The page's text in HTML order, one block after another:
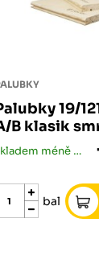
19/
B klasik
skladem méně než 5 bal
bal